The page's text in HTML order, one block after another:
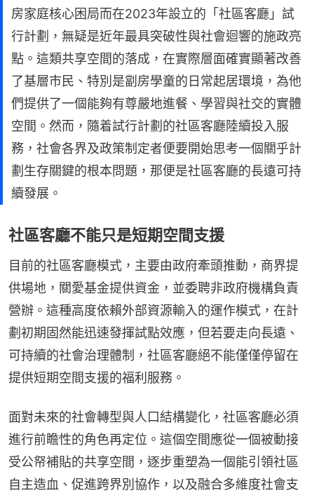
房家庭核心困局而在2023年設立的「社區客廳」試
行計劃，無疑是近年最具突破性與社會迴響的施政亮
點。這類共享空間的落成，在實際層面確實顯著改善
了基層市民、特別是劏房學童的日常起居環境，為他
們提供了一個能夠有尊嚴地進餐、學習與社交的實體
空間。然而，隨着試行計劃的社區客廳陸續投入服
務，社會各界及政策制定者便要開始思考一個關乎計
劃生存關鍵的根本問題，那便是社區客廳的長遠可持
續發展。
社區客廳不能只是短期空間支援
目前的社區客廳模式，主要由政府牽頭推動，商界提
供場地，關愛基金提供資金，並委聘非政府機構負責
營辦。這種高度依賴外部資源輸入的運作模式，在計
劃初期固然能迅速發揮試點效應，但若要走向長遠、
可持續的社會治理體制，社區客廳絕不能僅僅停留在
提供短期空間支援的福利服務。
面對未來的社會轉型與人口結構變化，社區客廳必須
進行前瞻性的角色再定位。這個空間應從一個被動接
受公帑補貼的共享空間，逐步重塑為一個能引領社區
自主造血、促進跨界別協作，以及融合多維度社會支